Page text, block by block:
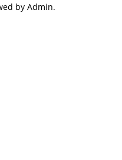
by Admin.